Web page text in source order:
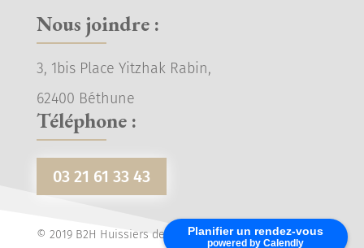
Planifier un rendez-vous
powered by Calendly
Nous joindre :
3, 1bis Place Yitzhak Rabin,
62400 Béthune
Téléphone :
03 21 61 33 43
© 2019 B2H Huissiers de Justice - Tous droits réservés.